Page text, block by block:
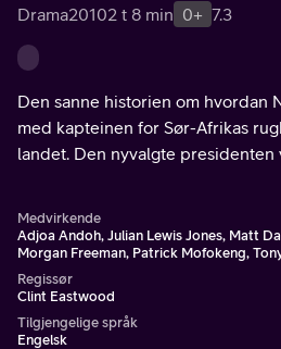
Drama20102 t 8 min 0+ 7.3
Den sanne historien om hvordan
med kapteinen for Sør-Afrikas
landet. Den nyvalgte presidenten
Medvirkende
Adjoa Andoh, Julian Lewis Jones, Matt
Morgan Freeman, Patrick Mofokeng,
Regissør
Clint Eastwood
Tilgjengelige språk
Engelsk